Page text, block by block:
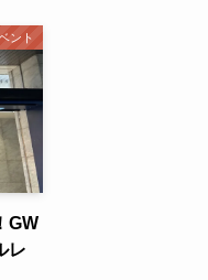
ント
GW
レ